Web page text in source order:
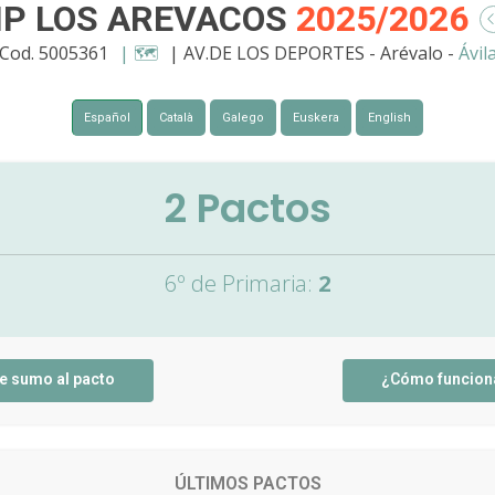
LOS AREVACOS 2025/2026
5005361 | 🗺️ | AV.DE LOS DEPORTES - Arévalo -
Español Català Galego Euskera English
2 Pactos
6º de Primaria: 2
sumo al pacto ¿Cómo
ÚLTIMOS PACTOS